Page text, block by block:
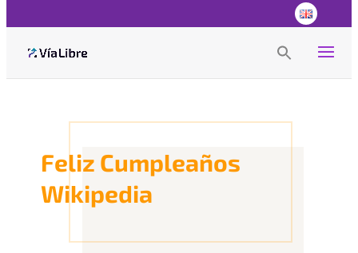
Search Button
Feliz Cumpleaños
Wikipedia